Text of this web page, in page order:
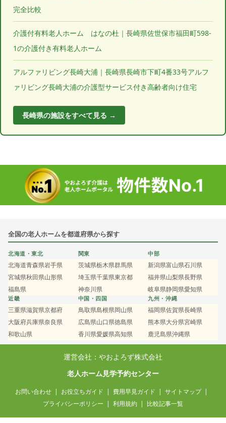
完全比較
介護付有料老人ホーム はなの杜｜長崎県佐世保市福田町598-
1の介護付き有料老人ホーム
アルファリビング長崎大浦｜長崎県長崎市下町4番33号アルフ
ァリビング長崎大浦の介護型サービス付き高齢者向け住宅
長崎県の施設をすべて見る →
全国の老人ホームを都道府県から探す
北海道・東北
北海道青森県岩手県
宮城県秋田県山形県
福島県
関東
茨城県栃木県群馬県
埼玉県千葉県東京都
神奈川県
中部
新潟県富山県石川県
福井県山梨県長野県
岐阜県静岡県愛知県
近畿
三重県滋賀県京都府
大阪府兵庫県奈良県
和歌山県
中国・四国
鳥取県島根県岡山県
広島県山口県徳島県
香川県愛媛県高知県
九州・沖縄
福岡県佐賀県長崎県
熊本県大分県宮崎県
鹿児島県沖縄県
運営会社：やおよろず株式会社
老人ホーム見学予約センター
お問い合わせ お役立ちガイド 費用早見ガイド
サイトマップ
プライバシーポリシー
利用規約 比較記事一覧